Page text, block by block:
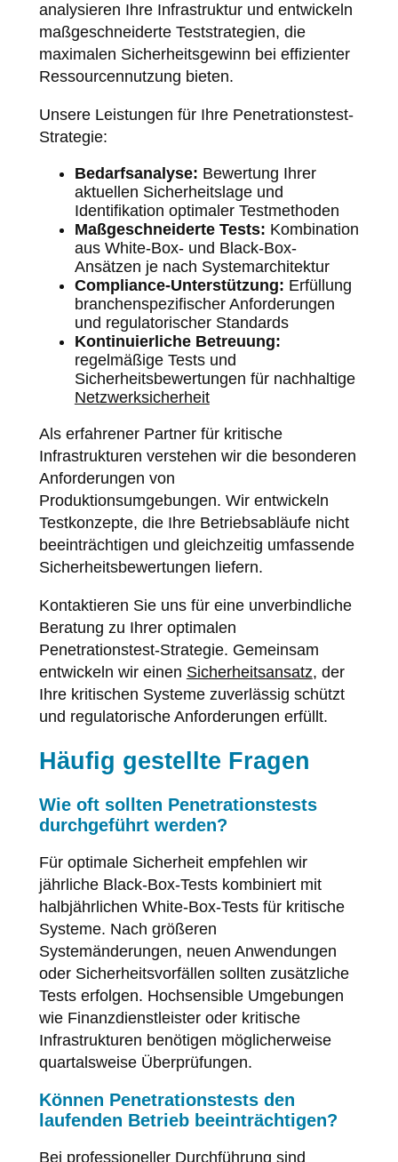
analysieren Ihre Infrastruktur und entwickeln
maßgeschneiderte Teststrategien, die
maximalen Sicherheitsgewinn bei effizienter
Ressourcennutzung bieten.
Unsere Leistungen für Ihre Penetrationstest-
Strategie:
Bedarfsanalyse: Bewertung Ihrer
aktuellen Sicherheitslage und
Identifikation optimaler Testmethoden
Maßgeschneiderte Tests: Kombination
aus White-Box- und Black-Box-
Ansätzen je nach Systemarchitektur
Compliance-Unterstützung: Erfüllung
branchenspezifischer Anforderungen
und regulatorischer Standards
Kontinuierliche Betreuung:
regelmäßige Tests und
Sicherheitsbewertungen für nachhaltige
Netzwerksicherheit
Als erfahrener Partner für kritische
Infrastrukturen verstehen wir die besonderen
Anforderungen von
Produktionsumgebungen. Wir entwickeln
Testkonzepte, die Ihre Betriebsabläufe nicht
beeinträchtigen und gleichzeitig umfassende
Sicherheitsbewertungen liefern.
Kontaktieren Sie uns für eine unverbindliche
Beratung zu Ihrer optimalen
Penetrationstest-Strategie. Gemeinsam
entwickeln wir einen Sicherheitsansatz, der
Ihre kritischen Systeme zuverlässig schützt
und regulatorische Anforderungen erfüllt.
Häufig gestellte Fragen
Wie oft sollten Penetrationstests
durchgeführt werden?
Für optimale Sicherheit empfehlen wir
jährliche Black-Box-Tests kombiniert mit
halbjährlichen White-Box-Tests für kritische
Systeme. Nach größeren
Systemänderungen, neuen Anwendungen
oder Sicherheitsvorfällen sollten zusätzliche
Tests erfolgen. Hochsensible Umgebungen
wie Finanzdienstleister oder kritische
Infrastrukturen benötigen möglicherweise
quartalsweise Überprüfungen.
Können Penetrationstests den
laufenden Betrieb beeinträchtigen?
Bei professioneller Durchführung sind